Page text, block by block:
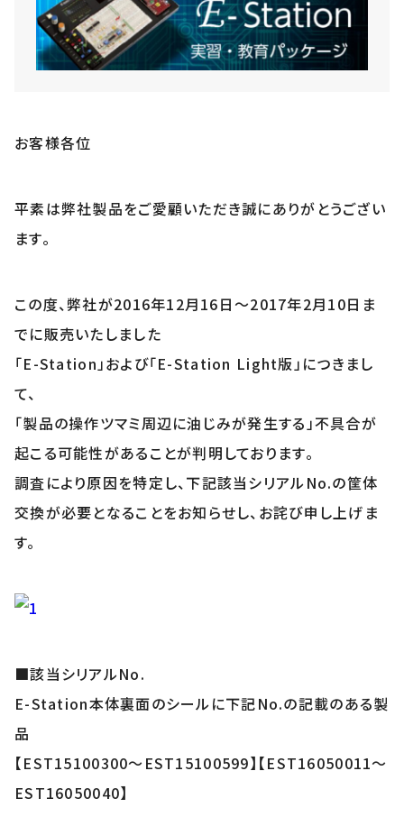
お客様各位
平素は弊社製品をご愛顧いただき誠にありがとうござい
ます。
この度、弊社が2016年12月16日～2017年2月10日ま
でに販売いたしました
「E-Station」および「E-Station Light版」につきまし
て、
「製品の操作ツマミ周辺に油じみが発生する」不具合が
起こる可能性があることが判明しております。
調査により原因を特定し、下記該当シリアルNo.の筐体
交換が必要となることをお知らせし、お詫び申し上げま
す。
■該当シリアルNo.
E-Station本体裏面のシールに下記No.の記載のある製
品
【EST15100300～EST15100599】【EST16050011～
EST16050040】